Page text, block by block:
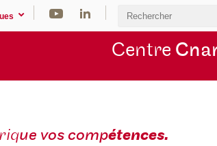
Centre
ue vos compétences.